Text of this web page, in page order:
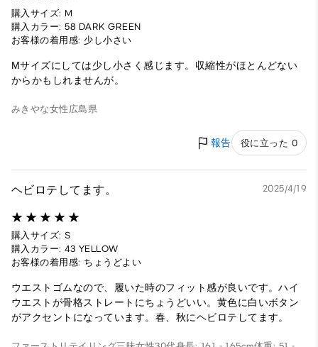
購入サイズ: M
購入カラー: 58 DARK GREEN
お客様の着用感: 少し小さい
Мサイズにしては少し小さく感じます。収縮性がほとんどない
からかもしれませんが。
みきやな女性 広島県
報告 役に立った 0
ヘビロテしてます。 2025/4/19
購入サイズ: S
購入カラー: 43 YELLOW
お客様の着用感: ちょうどよい
ウエストゴムなので、履いた時のフィット感が良いです。ハイ
ウエストが骨格ストレートにちょうどいい。黄色に白いボタン
がアクセントになっています。春、秋にヘビロテしてます。